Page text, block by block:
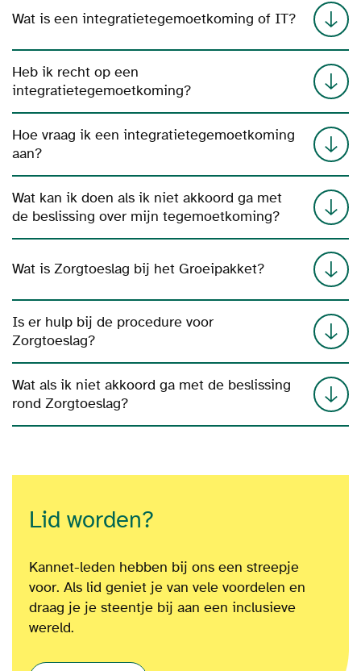
Wat is een integratietegemoetkoming of IT?
Heb ik recht op een
integratietegemoetkoming?
Hoe vraag ik een integratietegemoetkoming
aan?
Wat kan ik doen als ik niet akkoord ga met
de beslissing over mijn tegemoetkoming?
Wat is Zorgtoeslag bij het Groeipakket?
Is er hulp bij de procedure voor
Zorgtoeslag?
Wat als ik niet akkoord ga met de beslissing
rond Zorgtoeslag?
Lid worden?
Kannet-leden hebben bij ons een streepje
voor. Als lid geniet je van vele voordelen en
draag je je steentje bij aan een inclusieve
wereld.